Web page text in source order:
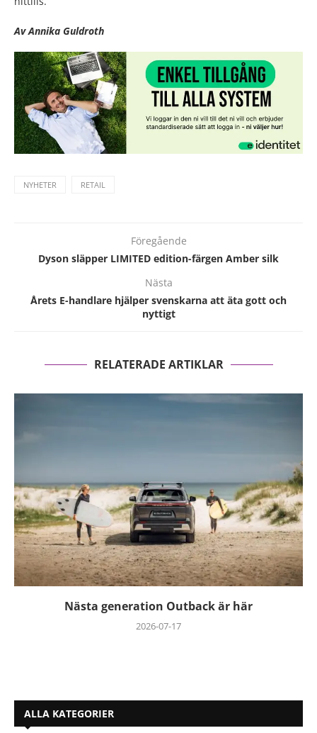
Av Annika Guldroth
NYHETER RETAIL
Föregående
Dyson släpper LIMITED edition-färgen Amber silk
Nästa
Årets E-handlare hjälper svenskarna att äta gott och
nyttigt
RELATERADE ARTIKLAR
Nästa generation Outback är här
2026-07-17
ALLA KATEGORIER